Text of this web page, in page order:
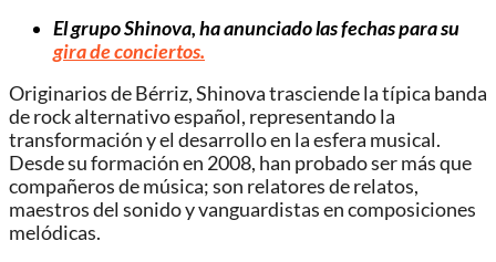
El grupo Shinova, ha anunciado las fechas para su
gira de conciertos.
Originarios de Bérriz, Shinova trasciende la típica banda
de rock alternativo español, representando la
transformación y el desarrollo en la esfera musical.
Desde su formación en 2008, han probado ser más que
compañeros de música; son relatores de relatos,
maestros del sonido y vanguardistas en composiciones
melódicas.